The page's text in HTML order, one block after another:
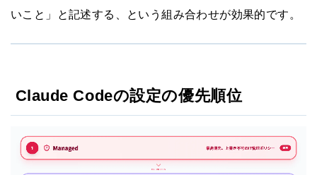
いこと」と記述する、という組み合わせが効果的です。
Claude Codeの設定の優先順位